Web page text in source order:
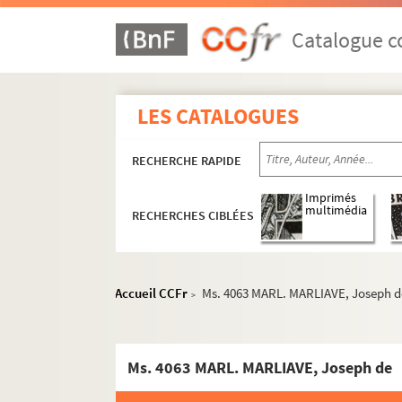
Catalogue
LES CATALOGUES
RECHERCHE RAPIDE
RECHERCHES CIBLÉES
Imprimés
multimédia
Accueil CCFr > Ms. 4063 MARL. MARLIAVE, Joseph
Ms. 4063 MARL. MARLIAVE, Joseph de
Ms. 4050 - Ms. 4094. Correspondance
Ms. 4050 - Ms. 4071. Correspondance
Ms. 4051. Correspondants lettre A
Ms. 4053. Correspondants lettre C
Ms. 4054. Correspondants lettre D